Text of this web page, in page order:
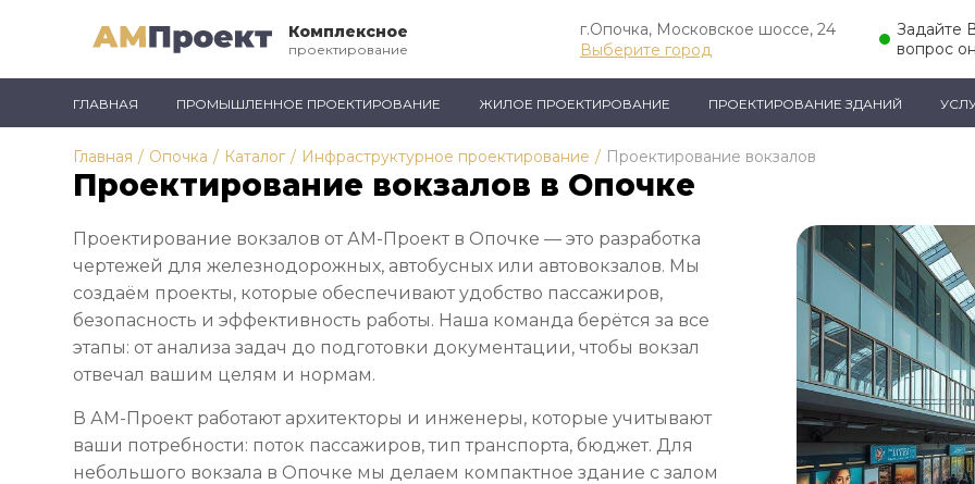
Комплексное
проектирование
г.Опочка, Московское шоссе, 24
Выберите город
Задайте
вопрос
ГЛАВНАЯ ПРОМЫШЛЕННОЕ ПРОЕКТИРОВАНИЕ ЖИЛОЕ ПРОЕКТИРОВАНИЕ ПРОЕКТИРОВАНИЕ ЗДАНИЙ
Главная / Опочка / Каталог / Инфраструктурное проектирование / Проектирование вокзалов
Проектирование вокзалов в Опочке
Проектирование вокзалов от АМ-Проект в Опочке — это разработка
чертежей для железнодорожных, автобусных или автовокзалов. Мы
создаём проекты, которые обеспечивают удобство пассажиров,
безопасность и эффективность работы. Наша команда берётся за все
этапы: от анализа задач до подготовки документации, чтобы вокзал
отвечал вашим целям и нормам.
В АМ-Проект работают архитекторы и инженеры, которые учитывают
ваши потребности: поток пассажиров, тип транспорта, бюджет. Для
небольшого вокзала в Опочке мы делаем компактное здание с залом